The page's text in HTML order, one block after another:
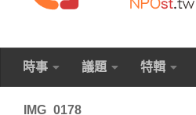
時事 議題 特輯
IMG_0178